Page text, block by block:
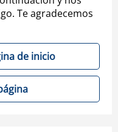
Te agradecemos
de inicio